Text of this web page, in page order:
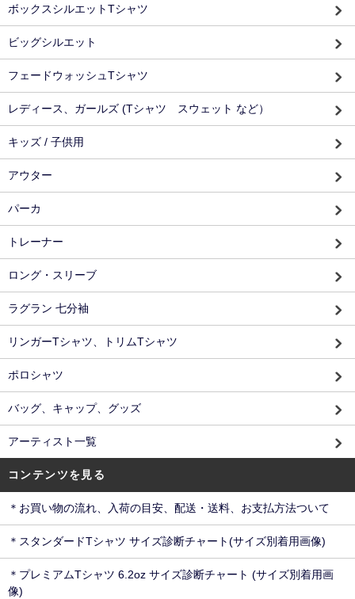
ボックスシルエットTシャツ
ビッグシルエット
フェードウォッシュTシャツ
レディース、ガールズ (Tシャツ スウェット など）
キッズ / 子供用
アウター
パーカ
トレーナー
ロング・スリーブ
ラグラン 七分袖
リンガーTシャツ、トリムTシャツ
ポロシャツ
バッグ、キャップ、グッズ
アーティスト一覧
コンテンツを見る
＊お買い物の流れ、入荷の目安、配送・送料、お支払方法ついて
＊スタンダードTシャツ サイズ診断チャート(サイズ別着用画像)
＊プレミアムTシャツ 6.2oz サイズ診断チャート (サイズ別着用画
像)